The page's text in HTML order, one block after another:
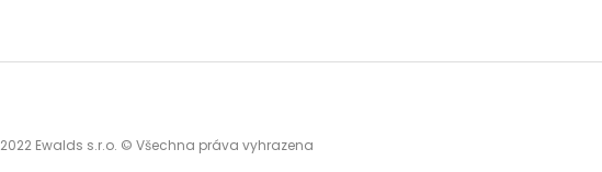
2022 Ewalds s.r.o. © Všechna práva vyhrazena